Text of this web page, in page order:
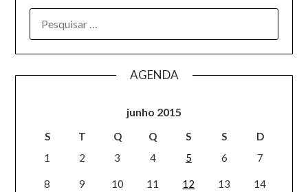
AGENDA
junho 2015
S T Q Q S S
D
1
2 3 4 5 6 7
8 9 10 11 12 13 14